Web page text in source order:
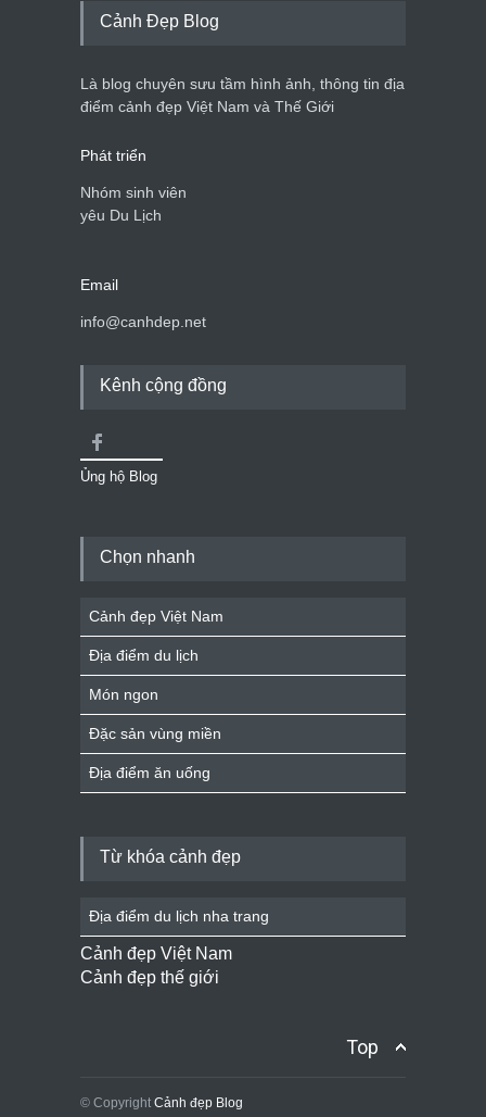
du lịch quốc gia
Cảnh đẹp Việt Nam 24/04/2020
Cảnh Đẹp Blog
Là blog chuyên sưu tầm hình ảnh, thông tin địa
điểm cảnh đẹp Việt Nam và Thế Giới
Phát triển
Nhóm sinh viên
yêu Du Lịch
Email
info@canhdep.net
Kênh cộng đồng
Ủng hộ Blog
Chọn nhanh
Cảnh đẹp Việt Nam
Địa điểm du lịch
Món ngon
Đặc sản vùng miền
Địa điểm ăn uống
Từ khóa cảnh đẹp
Địa điểm du lịch nha trang
Cảnh đẹp Việt Nam
Cảnh đẹp thế giới
Top
© Copyright Cảnh đẹp Blog